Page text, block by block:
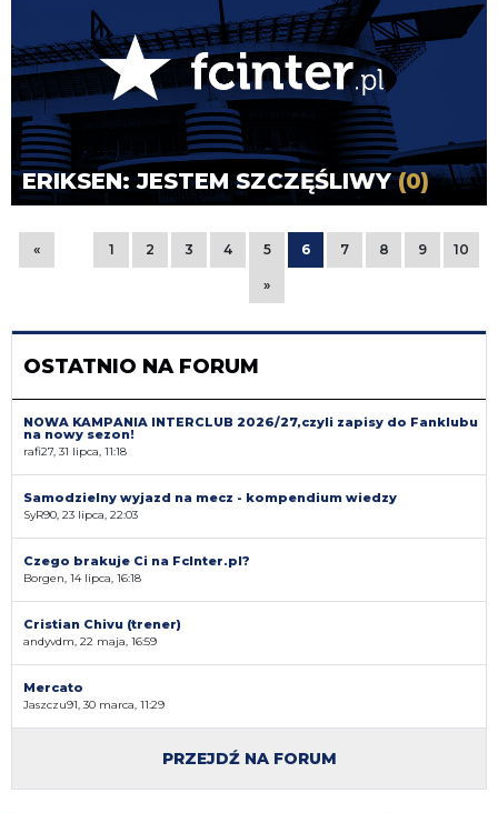
ERIKSEN: JESTEM SZCZĘŚLIWY(0)
« 1 2 3 4 5 6 7 8 9 10
»
OSTATNIO NA FORUM
NOWA KAMPANIA INTERCLUB 2026/27,czyli zapisy do Fanklubu
na nowy sezon!
rafi27, 31 lipca, 11:18
Samodzielny wyjazd na mecz - kompendium wiedzy
SyR90, 23 lipca, 22:03
Czego brakuje Ci na FcInter.pl?
Borgen, 14 lipca, 16:18
Cristian Chivu (trener)
andyvdm, 22 maja, 16:59
Mercato
Jaszczu91, 30 marca, 11:29
PRZEJDŹ NA FORUM